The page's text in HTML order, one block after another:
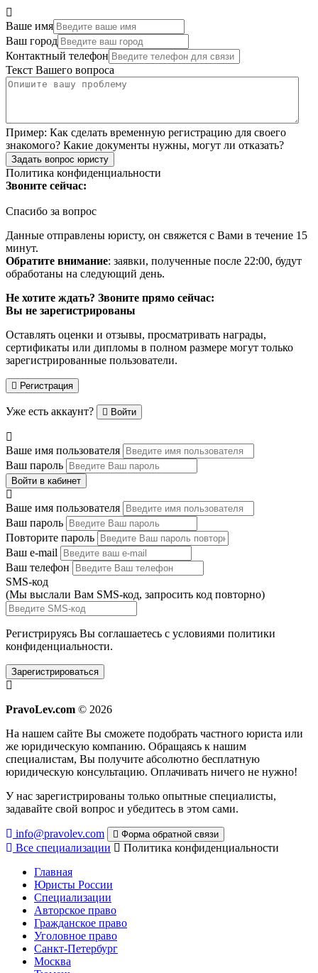
Ваше имя
Ваш город
Контактный телефон
Текст Вашего вопроса
Пример: Как сделать временную регистрацию для своего
знакомого? Какие документы нужны, могут ли отказать?
Задать вопрос юристу
Политика конфиденциальности
Звоните сейчас:
Спасибо за вопрос
Данные отправлены юристу, он свяжется с Вами в течение 15
минут.
Обратите внимание: заявки, полученные после 22:00, будут
обработаны на следующий день.
Не хотите ждать? Звоните прямо сейчас:
Вы не зарегистрированы
Оставлять оценки и отзывы, просматривать награды,
сертификаты или дипломы в полном размере могут только
зарегистрированные пользователи.
Регистрация
Уже есть аккаунт? Войти
Ваше имя пользователя
Ваш пароль
Войти в кабинет
Ваше имя пользователя
Ваш пароль
Повторите пароль
Ваш e-mail
Ваш телефон
SMS-код
(Мы выслали Вам SMS-код, запросить код повторно)
Регистрируясь Вы соглашаетесь с условиями политики
конфиденциальности.
Зарегистрироваться
PravoLev.com © 2026
На нашем сайте Вы сможете подобрать частного юриста или
же юридическую компанию. Обращаясь к нашим
специалистам, Вы получите абсолютно бесплатную
юридическую консультацию. Оплачивать ничего не нужно!
У нас зарегистрированы только опытные специалисты,
задавайте свой вопрос и убедитесь в этом сами.
info@pravolev.com Форма обратной связи
Все специализации
Политика конфиденциальности
Главная
Юристы России
Специализации
Авторское право
Гражданское право
Уголовное право
Санкт-Петербург
Москва